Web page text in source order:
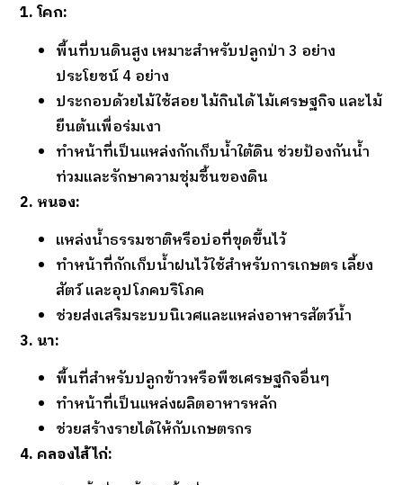
1. โคก:
พื้นที่บนดินสูง เหมาะสำหรับปลูกป่า 3 อย่าง
ประโยชน์ 4 อย่าง
ประกอบด้วยไม้ใช้สอย ไม้กินได้ ไม้เศรษฐกิจ และไม้
ยืนต้นเพื่อร่มเงา
ทำหน้าที่เป็นแหล่งกักเก็บน้ำใต้ดิน ช่วยป้องกันน้ำ
ท่วมและรักษาความชุ่มชื้นของดิน
2. หนอง:
แหล่งน้ำธรรมชาติหรือบ่อที่ขุดขึ้นไว้
ทำหน้าที่กักเก็บน้ำฝนไว้ใช้สำหรับการเกษตร เลี้ยง
สัตว์ และอุปโภคบริโภค
ช่วยส่งเสริมระบบนิเวศและแหล่งอาหารสัตว์น้ำ
3. นา:
พื้นที่สำหรับปลูกข้าวหรือพืชเศรษฐกิจอื่นๆ
ทำหน้าที่เป็นแหล่งผลิตอาหารหลัก
ช่วยสร้างรายได้ให้กับเกษตรกร
4. คลองไส้ไก่: